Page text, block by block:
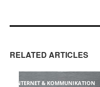
RELATED ARTICLES
INTERNET & KOMMUNIKATION